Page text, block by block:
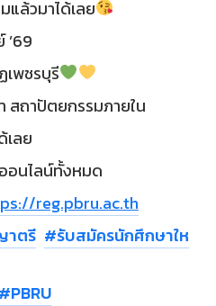
ล้วมาได้เลย
’69
เพชรบุรี
สถาปัตยกรรมภายใน
เลย
อนไลน์ทั้งหมด
reg.pbru.ac.th
าตรี #รับสมัครนักศึกษาให
#PBRU